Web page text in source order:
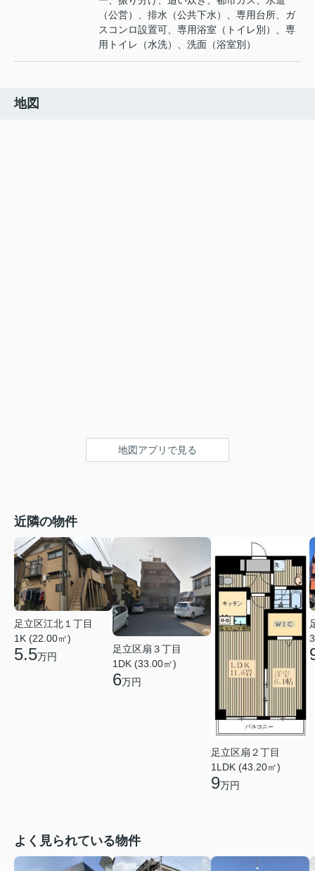
（公営）、排水（公共下水）、専用台所、ガ
スコンロ設置可、専用浴室（トイレ別）、専
用トイレ（水洗）、洗面（浴室別）
地図
地図アプリで見る
近隣の物件
足立区江北１丁目
1K (22.00㎡)
5.5万円
足立区扇３丁目
1DK (33.00㎡)
6万円
足立区扇２丁目
1LDK (43.20㎡)
9万円
よく見られている物件